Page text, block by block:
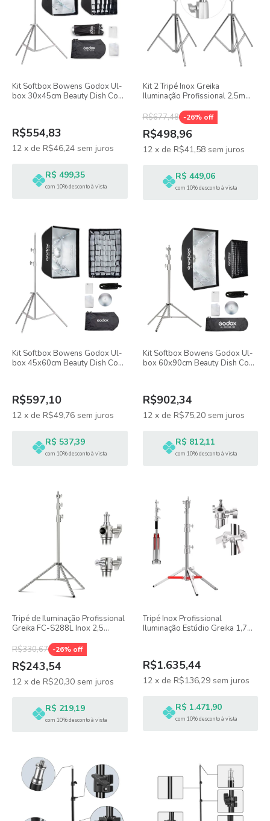
Kit Softbox Bowens Godox Ul-
box 30x45cm Beauty Dish Com
R$554,83
12 x de R$46,24 sem juros
R$ 499,35
com 10% desconto à vista
Kit 2 Tripé Inox Greika
Iluminação Profissional 2,5m
R$677,48 -26% off
R$498,96
12 x de R$41,58 sem juros
R$ 449,06
com 10% desconto à vista
Kit Softbox Bowens Godox Ul-
box 45x60cm Beauty Dish Com
R$597,10
12 x de R$49,76 sem juros
R$ 537,39
com 10% desconto à vista
Kit Softbox Bowens Godox Ul-
box 60x90cm Beauty Dish Com
R$902,34
12 x de R$75,20 sem juros
R$ 812,11
com 10% desconto à vista
Tripé de Iluminação Profissional
Greika FC-S288L Inox 2,5
R$330,67 -26% off
R$243,54
12 x de R$20,30 sem juros
R$ 219,19
com 10% desconto à vista
Tripé Inox Profissional
Iluminação Estúdio Greika 1,7m
R$1.635,44
12 x de R$136,29 sem juros
R$ 1.471,90
com 10% desconto à vista